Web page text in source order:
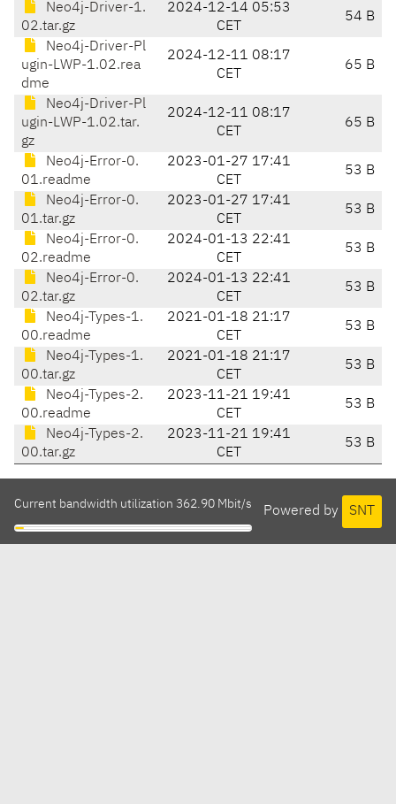
Neo4j-Driver-1.
02.tar.gz
2024-12-14 05:53
CET
54 B
Neo4j-Driver-Pl
ugin-LWP-1.02.rea
dme
2024-12-11 08:17
CET
65 B
Neo4j-Driver-Pl
ugin-LWP-1.02.tar.
gz
2024-12-11 08:17
CET
65 B
Neo4j-Error-0.
01.readme
2023-01-27 17:41
CET
53 B
Neo4j-Error-0.
01.tar.gz
2023-01-27 17:41
CET
53 B
Neo4j-Error-0.
02.readme
2024-01-13 22:41
CET
53 B
Neo4j-Error-0.
02.tar.gz
2024-01-13 22:41
CET
53 B
Neo4j-Types-1.
00.readme
2021-01-18 21:17
CET
53 B
Neo4j-Types-1.
00.tar.gz
2021-01-18 21:17
CET
53 B
Neo4j-Types-2.
00.readme
2023-11-21 19:41
CET
53 B
Neo4j-Types-2.
00.tar.gz
2023-11-21 19:41
CET
53 B
Powered by SNT
Current bandwidth utilization 362.90 Mbit/s